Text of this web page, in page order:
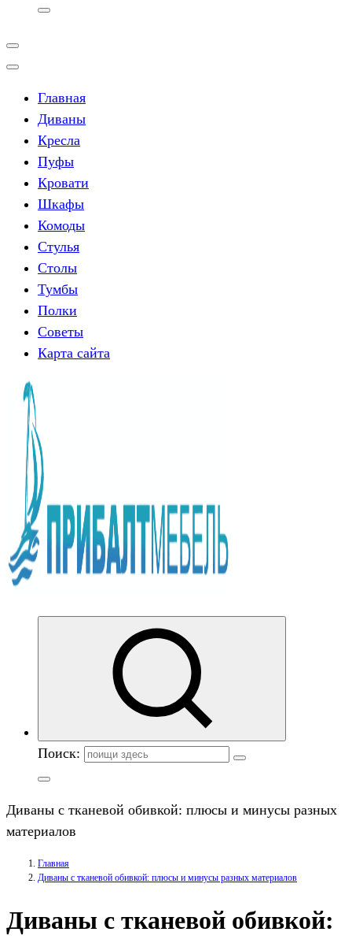
Главная
Диваны
Кресла
Пуфы
Кровати
Шкафы
Комоды
Стулья
Столы
Тумбы
Полки
Советы
Карта сайта
Поиск:
Диваны с тканевой обивкой: плюсы и минусы разных
материалов
Главная
Диваны с тканевой обивкой: плюсы и минусы разных материалов
Диваны с тканевой обивкой: